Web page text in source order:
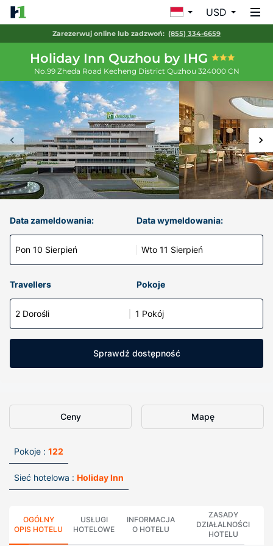
USD
Zarezerwuj online lub zadzwoń: (855) 334-6659
Holiday Inn Quzhou by IHG
No.99 Zheda Road Kecheng District Quzhou 324000 CN
Data zameldowania:
Pon 10 Sierpień
Data wymeldowania:
Wto 11 Sierpień
Travellers Pokoje
2 Dorośli 1 Pokój
Sprawdź dostępność
Ceny Mapę
Pokoje : 122
Sieć hotelowa : Holiday Inn
OGÓLNY
OPIS HOTELU
USŁUGI
HOTELOWE
INFORMACJA
O HOTELU
ZASADY
DZIAŁALNOŚCI
HOTELU